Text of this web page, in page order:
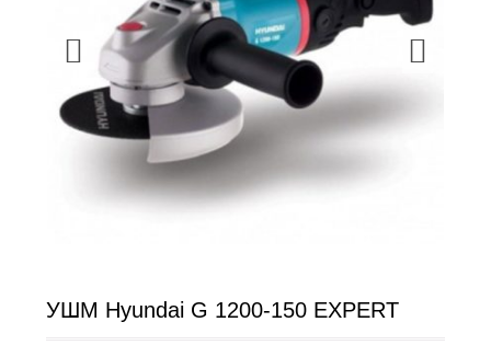
УШМ Hyundai G 1200-150 EXPERT